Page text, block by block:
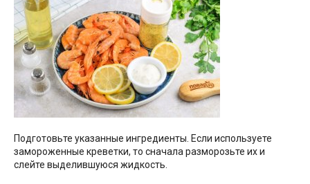
Подготовьте указанные ингредиенты. Если используете
замороженные креветки, то сначала разморозьте их и
слейте выделившуюся жидкость.